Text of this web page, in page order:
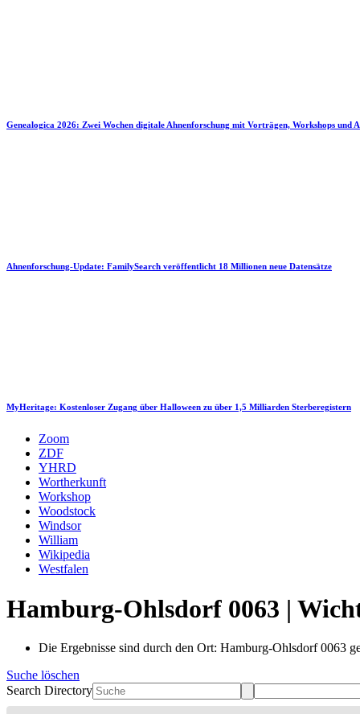
Genealogica 2026: Zwei Wochen digitale Ahnenforschung mit Vorträgen, Workshops und
Ahnenforschung-Update: FamilySearch veröffentlicht 18 Millionen neue Datensätze
MyHeritage: Kostenloser Zugang über Halloween zu über 1,5 Milliarden Sterberegistern
Zoom
ZDF
YHRD
Wortherkunft
Workshop
Woodstock
Windsor
William
Wikipedia
Westfalen
Hamburg-Ohlsdorf 0063 |
Die Ergebnisse sind durch den Ort: Hamburg-Ohlsdorf 0063
Suche löschen
Search Directory